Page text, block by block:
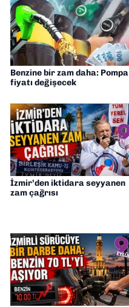
Benzine bir zam daha: Pompa
fiyatı değişecek
İzmir’den iktidara seyyanen
zam çağrısı